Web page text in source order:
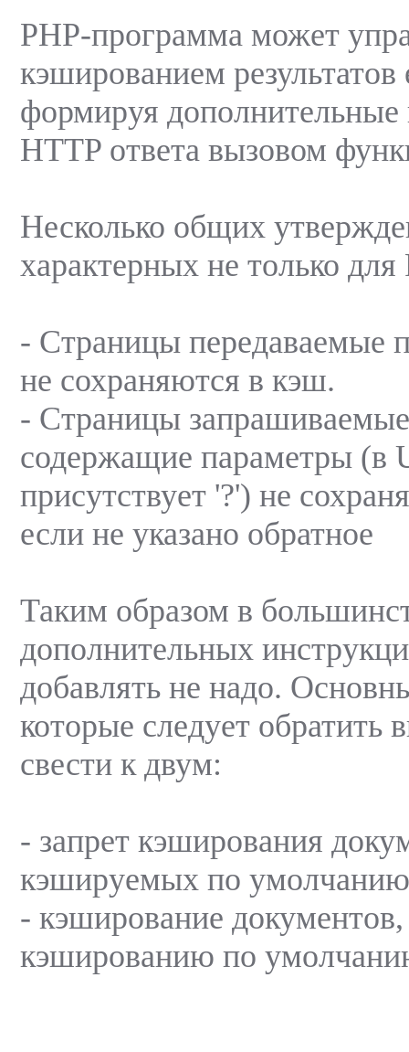
PHP-программа может
кэшированием результатов
формируя дополнительные
HTTP ответа вызовом
Несколько общих
характерных не только
- Страницы передаваемые
не сохраняются в кэш.
- Страницы
содержащие параметры (в
присутствует '?') не
если не указано обратное
Таким образом в
дополнительных
добавлять не надо.
которые следует
свести к двум:
- запрет кэширования
кэшируемых по умолчанию
- кэширование
кэшированию по